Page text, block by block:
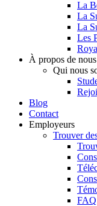
La
La
La
Les
À propos de nous
Qui nous
Blog
Contact
Employeurs
Trouver
FAQ